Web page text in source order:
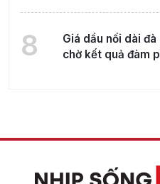
8
Giá dầu nối dài
chờ kết quả đàm